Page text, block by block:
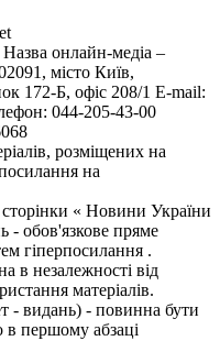
онлайн-медіа –
місто Київ,
Б, офіс 208/1 E-mail:
044-205-43-00
розміщених на
на
сторінки « Новини України
- обов'язкове пряме
гіперпосилання .
в незалежності від
матеріалів.
- видань) - повинна бути
в першому абзаці